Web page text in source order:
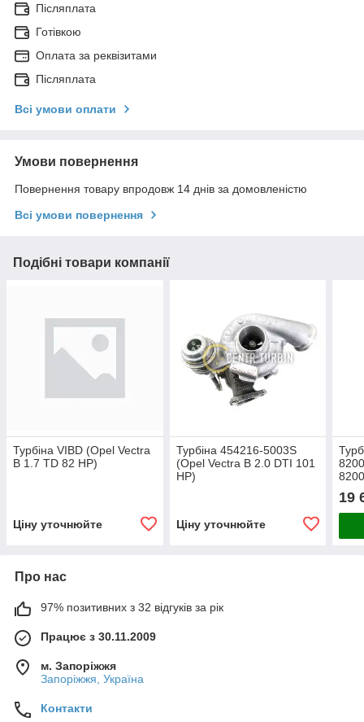
Післяплата
Готівкою
Оплата за реквізитами
Післяплата
Всі умови оплати
Умови повернення
Повернення товару впродовж 14 днів за домовленістю
Всі умови повернення
Подібні товари компанії
Турбіна VIBD (Opel Vectra
B 1.7 TD 82 HP)
Ціну уточнюйте
Турбіна 454216-5003S
(Opel Vectra B 2.0 DTI 101
HP)
Ціну уточнюйте
2.0
19
Про нас
97% позитивних з 32 відгуків за рік
Працює з 30.11.2009
м. Запоріжжя
Запоріжжя, Україна
Контакти